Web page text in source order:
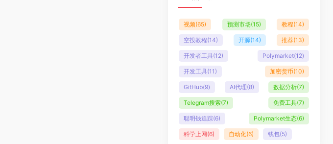
视频(65) 预测市场(15) 教程(14)
空投教程(14) 开源(14) 推荐(13)
开发者工具(12) Polymarket(12)
开发工具(11) 加密货币(10)
GitHub(9) AI代理(8) 数据分析(7)
Telegram搜索(7) 免费工具(7)
聪明钱追踪(6) Polymarket生态(6)
科学上网(6) 自动化(6) 钱包(5)